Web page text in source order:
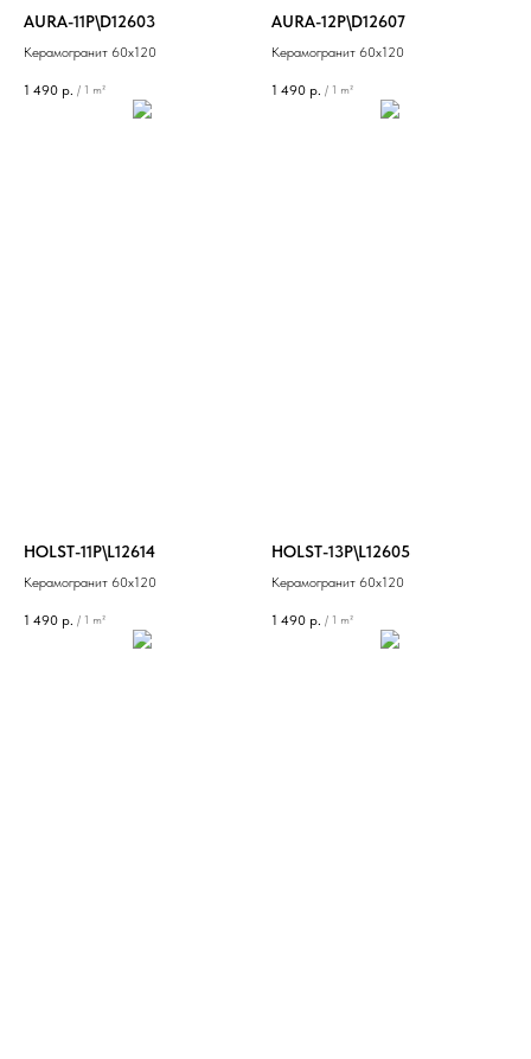
AURA-11P\D12603
Керамогранит 60х120
1 490 р. / 1 m²
AURA-12P\D12607
Керамогранит 60х120
1 490 р. / 1 m²
HOLST-11P\L12614
Керамогранит 60х120
1 490 р. / 1 m²
HOLST-13P\L12605
Керамогранит 60х120
1 490 р. / 1 m²